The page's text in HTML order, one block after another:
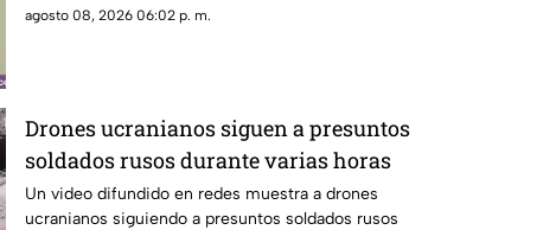
agosto 08, 2026 06:02 p. m.
Drones ucranianos siguen a presuntos
soldados rusos durante varias horas
Un video difundido en redes muestra a drones
ucranianos siguiendo a presuntos soldados rusos